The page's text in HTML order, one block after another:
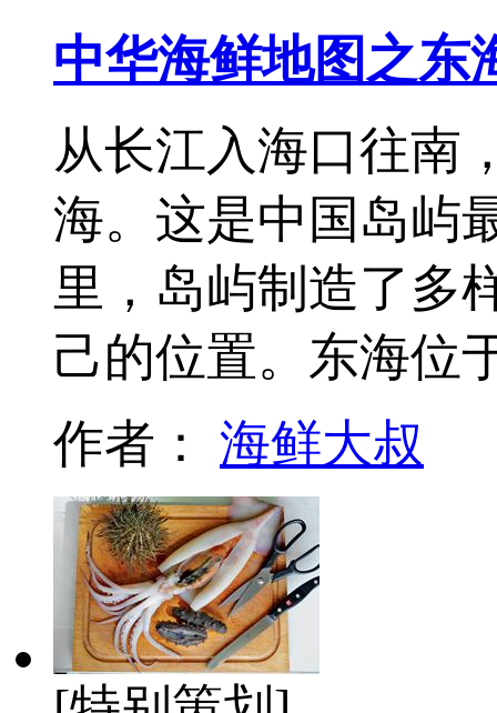
中华海鲜地图之东
从长江入海口往南
海。这是中国岛屿
里，岛屿制造了多
己的位置。东海
作者： 海鲜大叔